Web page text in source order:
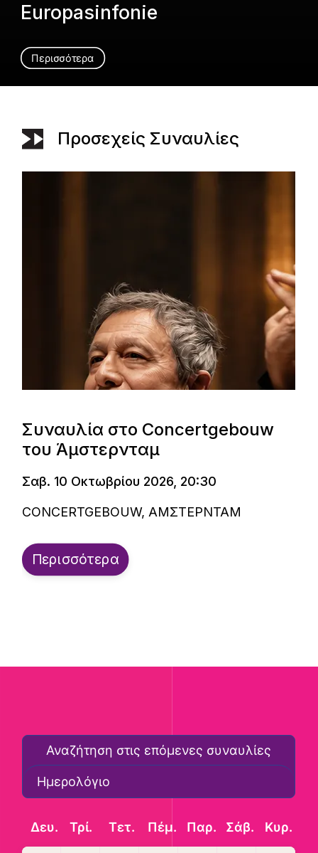
Europasinfonie
Περισσότερα
Προσεχείς Συναυλίες
Συναυλία στο Concertgebouw
του Άμστερνταμ
Σαβ. 10 Οκτωβρίου 2026, 20:30
CONCERTGEBOUW, ΑΜΣΤΕΡΝΤΑΜ
Περισσότερα
Δευ. Τρί. Τετ. Πέμ. Παρ. Σάβ. Κυρ.